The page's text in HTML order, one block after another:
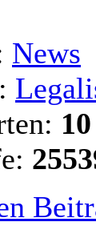
News
10